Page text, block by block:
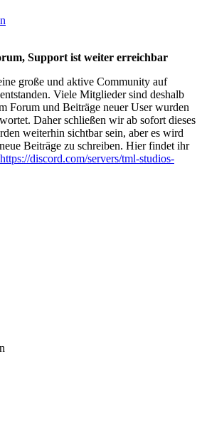
Support ist weiter erreichbar
große und aktive Community auf
Viele Mitglieder sind deshalb
Forum und Beiträge neuer User wurden
Daher schließen wir ab sofort dieses
weiterhin sichtbar sein, aber es wird
Beiträge zu schreiben. Hier findet ihr
https://discord.com/servers/tml-studios-